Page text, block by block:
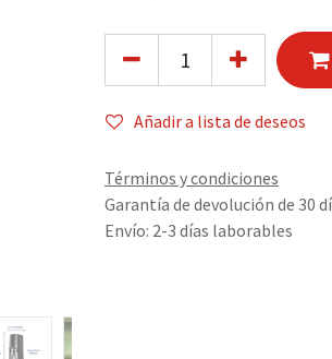
Añadir a lista de deseos
Términos y condiciones
Garantía de devolución de 30
Envío: 2-3 días laborables